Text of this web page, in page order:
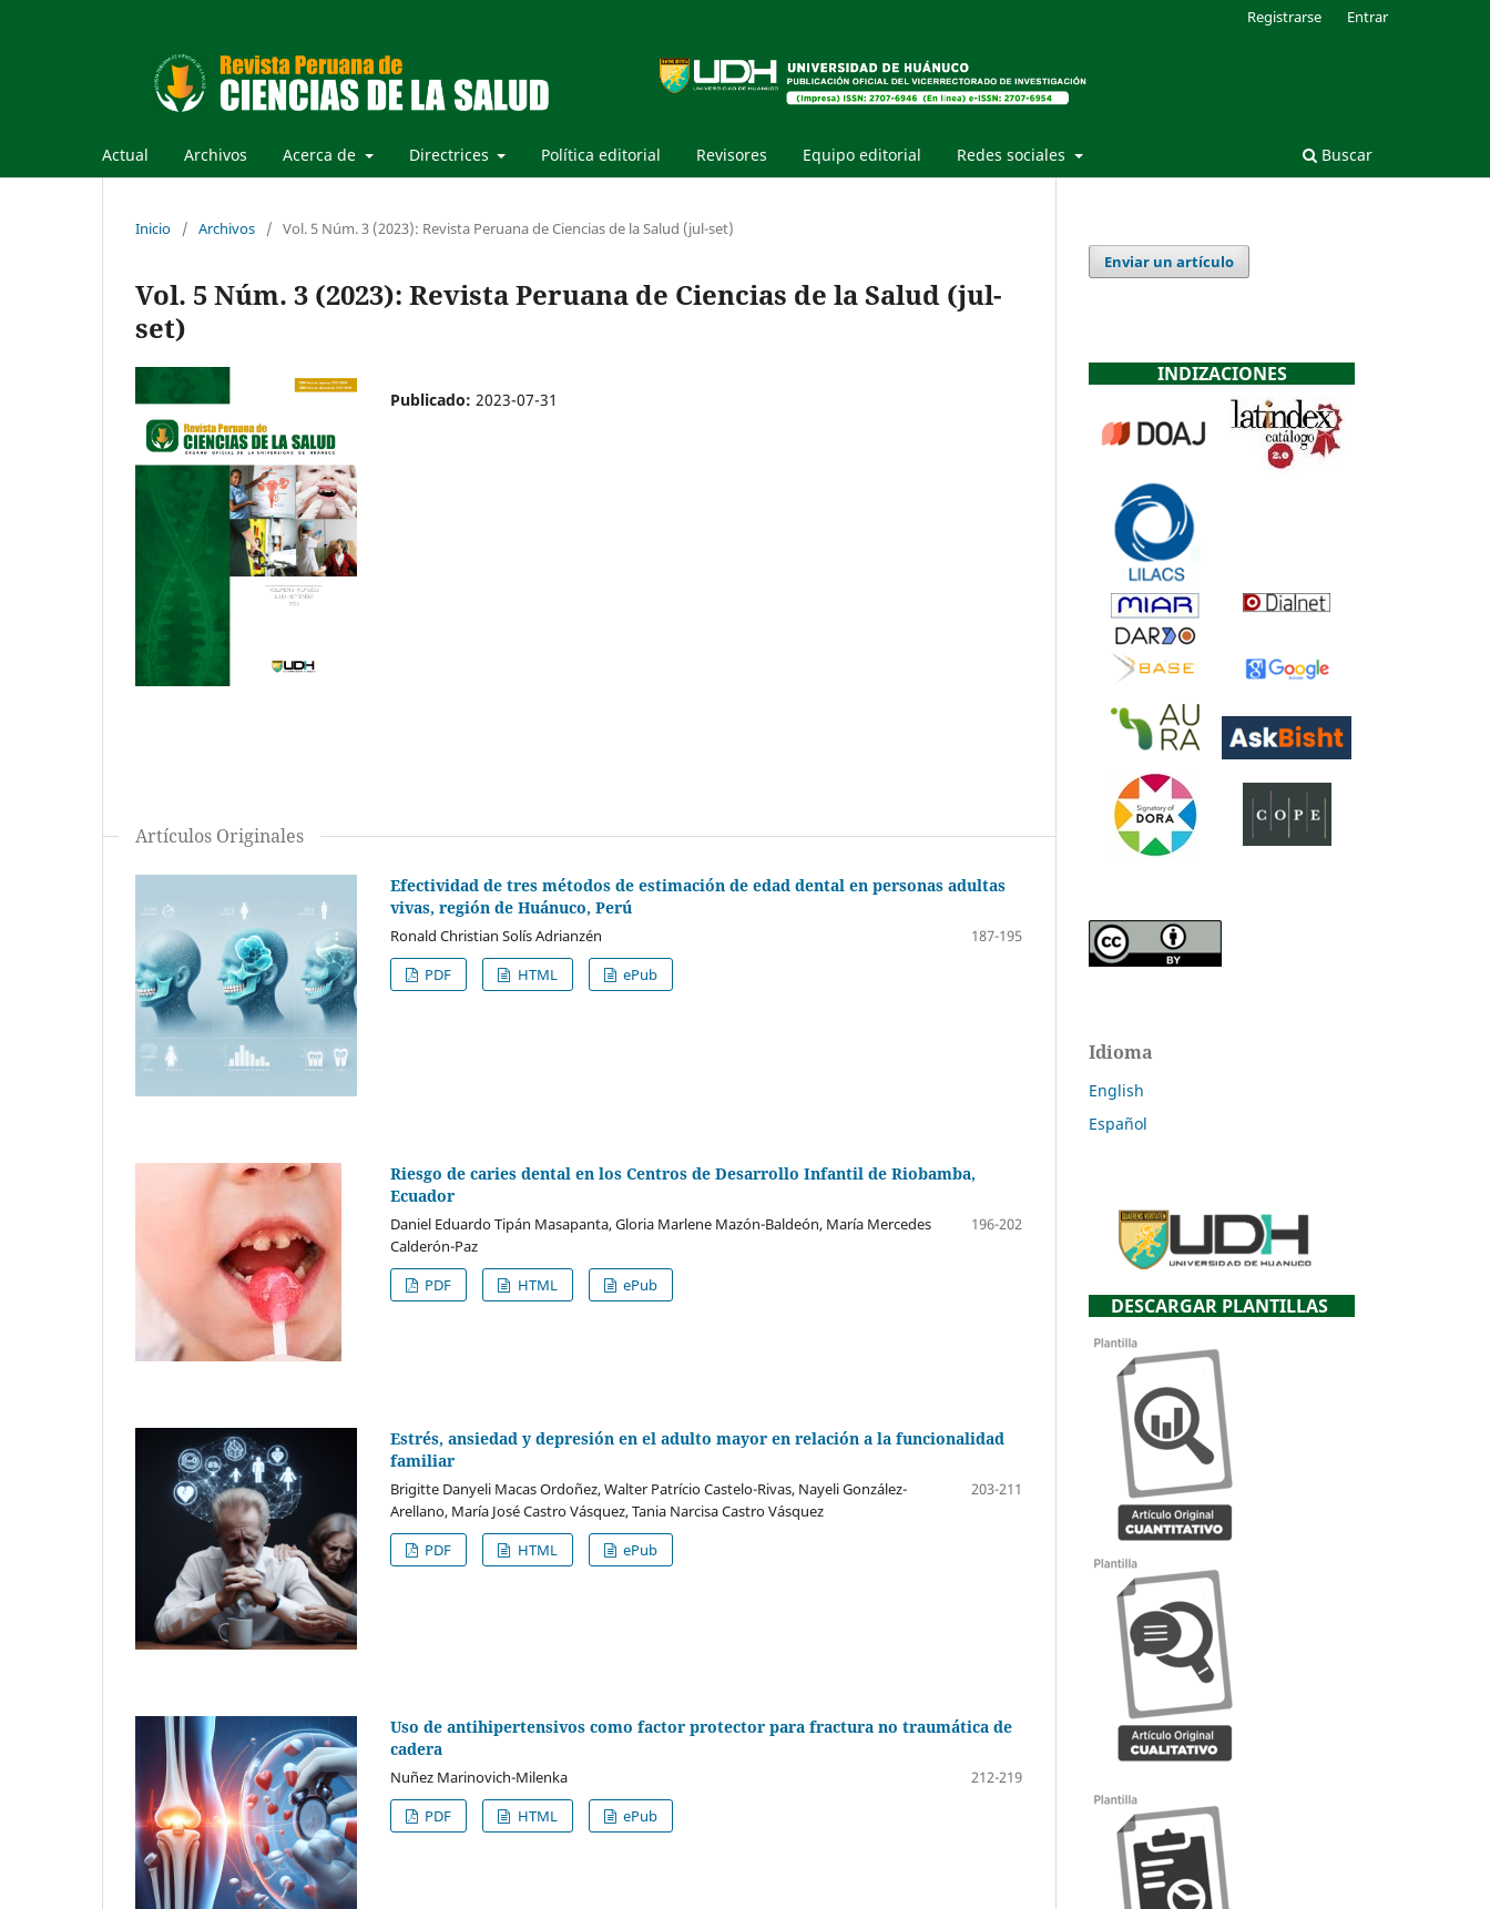
Actual Archivos Acerca de Directrices Política editorial Revisores Equipo editorial Redes sociales Buscar
Registrarse Entrar
Inicio / Archivos / Vol. 5 Núm. 3 (2023): Revista Peruana de Ciencias de la Salud (jul-set)
Vol. 5 Núm. 3 (2023): Revista Peruana de Ciencias de la Salud (jul-
set)
Publicado: 2023-07-31
Artículos Originales
Efectividad de tres métodos de estimación de edad dental en personas adultas
vivas, región de Huánuco, Perú
Ronald Christian Solís Adrianzén
187-195
PDF
HTML ePub
Riesgo de caries dental en los Centros de Desarrollo Infantil de Riobamba,
Ecuador
Daniel Eduardo Tipán Masapanta, Gloria Marlene Mazón-Baldeón, María Mercedes
Calderón-Paz
196-202
PDF HTML ePub
Estrés, ansiedad y depresión en el adulto mayor en relación a la funcionalidad
familiar
Brigitte Danyeli Macas Ordoñez, Walter Patrício Castelo-Rivas, Nayeli González-
Arellano, María José Castro Vásquez, Tania Narcisa Castro Vásquez
203-211
PDF HTML ePub
Uso de antihipertensivos como factor protector para fractura no traumática de
cadera
Nuñez Marinovich-Milenka
212-219
PDF
HTML ePub
Enviar un artículo
INDIZACIONES
Idioma
English
Español
DESCARGAR PLANTILLAS